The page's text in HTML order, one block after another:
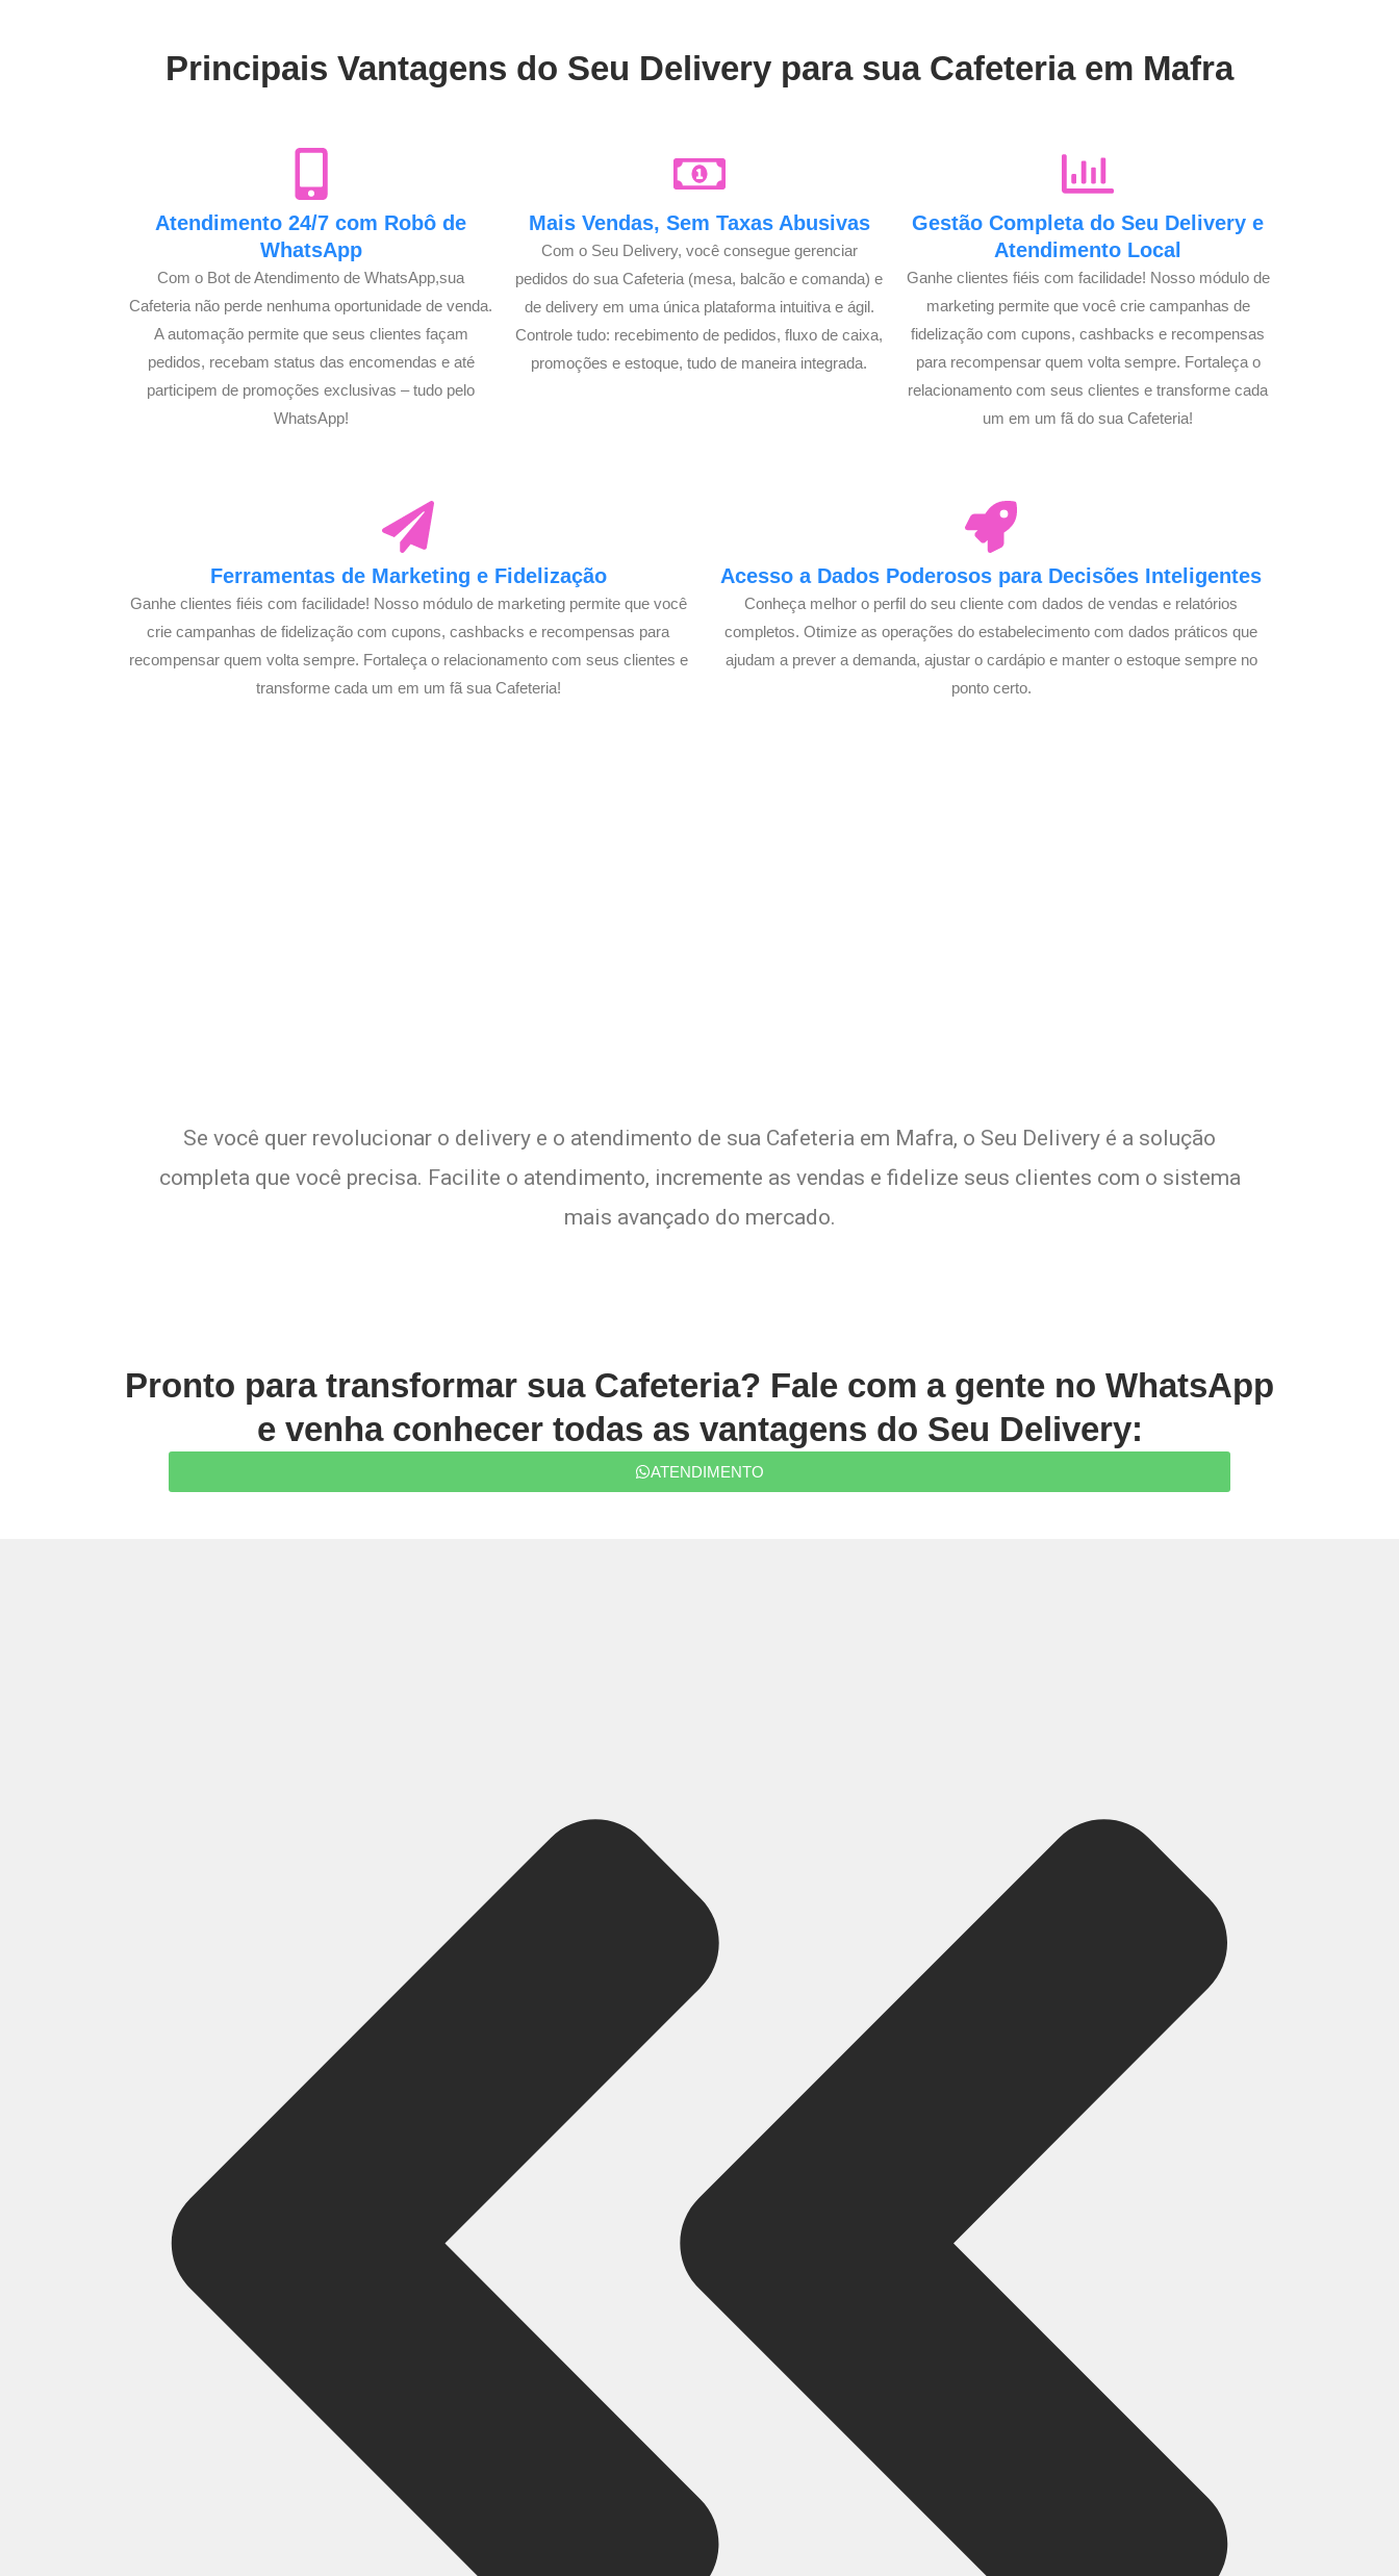
Principais Vantagens do Seu Delivery para sua Cafeteria em Mafra
Atendimento 24/7 com Robô de
WhatsApp
Com o Bot de Atendimento de WhatsApp,sua
Cafeteria não perde nenhuma oportunidade de venda.
A automação permite que seus clientes façam
pedidos, recebam status das encomendas e até
participem de promoções exclusivas – tudo pelo
WhatsApp!
Mais Vendas, Sem Taxas Abusivas
Com o Seu Delivery, você consegue gerenciar
pedidos do sua Cafeteria (mesa, balcão e comanda) e
de delivery em uma única plataforma intuitiva e ágil.
Controle tudo: recebimento de pedidos, fluxo de caixa,
promoções e estoque, tudo de maneira integrada.
Gestão Completa do Seu Delivery e
Atendimento Local
Ganhe clientes fiéis com facilidade! Nosso módulo de
marketing permite que você crie campanhas de
fidelização com cupons, cashbacks e recompensas
para recompensar quem volta sempre. Fortaleça o
relacionamento com seus clientes e transforme cada
um em um fã do sua Cafeteria!
Ferramentas de Marketing e Fidelização
Ganhe clientes fiéis com facilidade! Nosso módulo de marketing permite que você
crie campanhas de fidelização com cupons, cashbacks e recompensas para
recompensar quem volta sempre. Fortaleça o relacionamento com seus clientes e
transforme cada um em um fã sua Cafeteria!
Acesso a Dados Poderosos para Decisões Inteligentes
Conheça melhor o perfil do seu cliente com dados de vendas e relatórios
completos. Otimize as operações do estabelecimento com dados práticos que
ajudam a prever a demanda, ajustar o cardápio e manter o estoque sempre no
ponto certo.
Se você quer revolucionar o delivery e o atendimento de sua Cafeteria em Mafra, o Seu Delivery é a solução
completa que você precisa. Facilite o atendimento, incremente as vendas e fidelize seus clientes com o sistema
mais avançado do mercado.
Pronto para transformar sua Cafeteria? Fale com a gente no WhatsApp
e venha conhecer todas as vantagens do Seu Delivery:
ATENDIMENTO